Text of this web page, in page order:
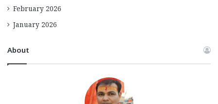
February 2026
January 2026
About